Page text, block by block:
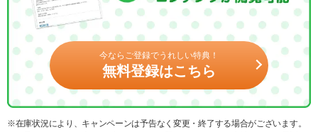
今ならご登録でうれしい特典！
無料登録はこちら
※在庫状況により、キャンペーンは予告なく変更・終了する場合がございます。